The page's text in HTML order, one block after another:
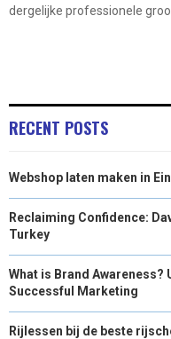
dergelijke professionele
RECENT POSTS
Webshop laten maken in
Reclaiming Confidence:
Turkey
What is Brand
Successful Marketing
Rijlessen bij de beste